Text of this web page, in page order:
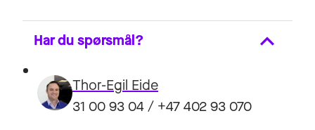
Har du spørsmål?
Thor-Egil Eide
31 00 93 04 / +47 402 93 070